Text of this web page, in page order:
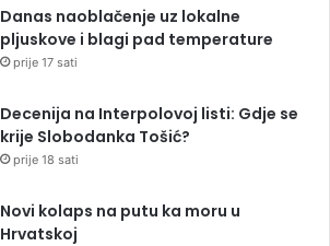
Danas naoblačenje uz lokalne
pljuskove i blagi pad temperature
prije 17 sati
Decenija na Interpolovoj listi: Gdje se
krije Slobodanka Tošić?
prije 18 sati
Novi kolaps na putu ka moru u
Hrvatskoj